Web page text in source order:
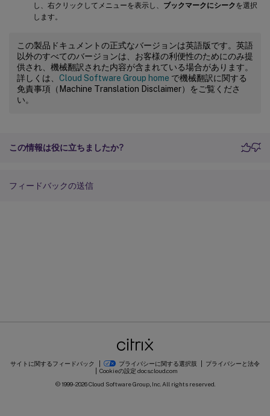
し、右クリックしてメニューを表示し、 ブックマークにシークを選択
します。
この製品ドキュメントの正式なバージョンは英語版です。英語
以外のすべてのバージョンは、お客様の利便性のためにのみ提
供され、機械翻訳された内容が含まれている場合があります。
詳しくは、 Cloud Software Group home で機械翻訳に関する
免責事項（Machine Translation Disclaimer）をご覧くださ
い。
この情報は役に立ちましたか?
フィードバックの送信
サイトに関するフィードバック プライバシーに関する選択肢
プライバシーと法令
Cookieの設定 docs.cloud.com
© 1999-2026Cloud Software Group, Inc. All rights reserved.